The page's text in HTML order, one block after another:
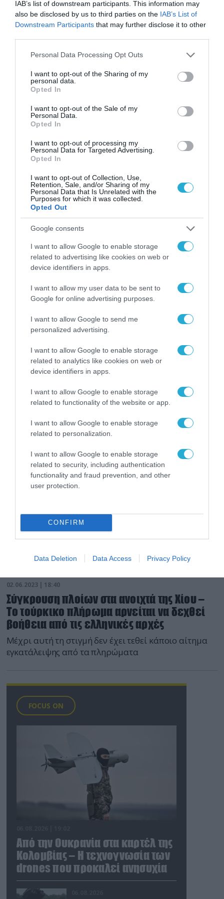
IAB’s list of downstream participants. This information may
also be disclosed by us to third parties on the IAB’s List of
Downstream Participants that may further disclose it to other
Please note that this website/app uses one or more Google
not limited to your visit or usage behaviour. You may click to
grant or deny consent to Google and its third-party tags to
use your data for below specified purposes in below Google
consent section.
Personal Data Processing Opt Outs
I want to opt-out of the Sharing of my
personal data.
Opted In
I want to opt-out of the Sale of my
Personal Data.
Opted In
I want to opt-out of processing my
Personal Data for Targeted Advertising.
Opted In
I want to opt-out of Collection, Use,
Retention, Sale, and/or Sharing of my
Personal Data that Is Unrelated with the
Purposes for which it was collected.
Opted Out
Google consents
I want to allow Google to enable storage
related to advertising like cookies on web or
device identifiers in apps.
I want to allow my user data to be sent to
Google for online advertising purposes.
I want to allow Google to send me
personalized advertising.
I want to allow Google to enable storage
related to analytics like cookies on web or
device identifiers in apps.
I want to allow Google to enable storage
related to functionality of the website or app.
I want to allow Google to enable storage
related to personalization.
I want to allow Google to enable storage
related to security, including authentication
functionality and fraud prevention, and other
user protection.
CONFIRM
Data Deletion Data Access Privacy Policy
05.10.2023 | 00:13
άσκησης «Παρμενίων-23»
Δείτε το σχετικό βίντεο
03.10.2023 | 22:43
Η κανονιοφόρος «ΜΑΧΗΤΗΣ» σε αποστολή
ανατολικό Αιγαίο
02.06.2023 | 18:40
Σύγκρουση πλοίων στα ανοιχτά της Χίου –
Το τούρκικο πλήρωμα αρνείται να δεχθεί
βοήθεια από τις ελληνικές αρχές
Μέχρι αυτή τη στιγμή δεν έχει τεθεί κάποιο αίτημα
εγκατάλειψης από τα πληρώματα
FOCUS ON
Από την Ουκρανία στα καρτέλ της
Κολομβίας – Η τεχνογνωσία των
drones που προκαλεί ανησυχία